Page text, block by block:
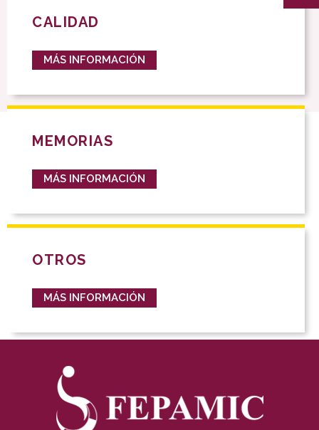
CALIDAD
MÁS INFORMACIÓN
MEMORIAS
MÁS INFORMACIÓN
OTROS
MÁS INFORMACIÓN